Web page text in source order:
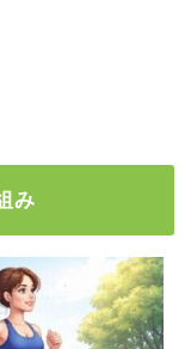
み